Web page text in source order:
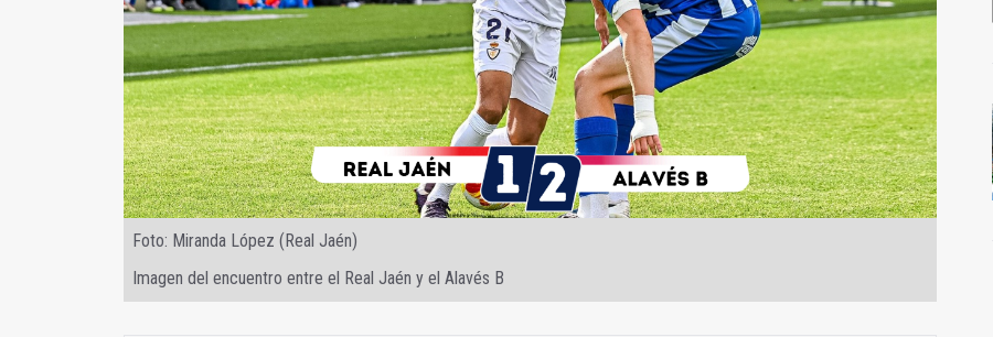
Foto: Miranda López (Real Jaén)
Imagen del encuentro entre el Real Jaén y el Alavés B